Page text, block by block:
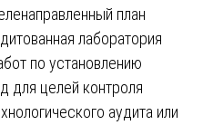
план
лаборатория
по установлению
для целей контроля
аудита или